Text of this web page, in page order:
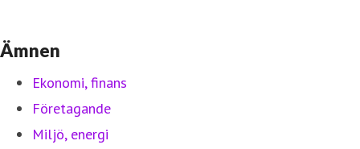
Ämnen
Ekonomi, finans
Företagande
Miljö, energi